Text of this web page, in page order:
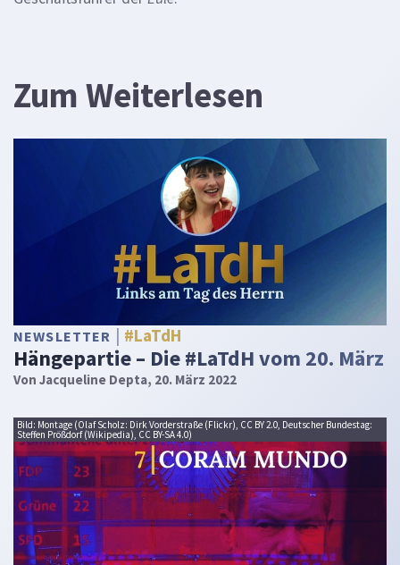
Zum Weiterlesen
NEWSLETTER #LaTdH
Hängepartie – Die #LaTdH vom 20. März
Von Jacqueline Depta, 20. März 2022
Bild: Montage (Olaf Scholz: Dirk Vorderstraße (Flickr), CC BY 2.0, Deutscher Bundestag:
Steffen Prößdorf (Wikipedia), CC BY-SA 4.0)